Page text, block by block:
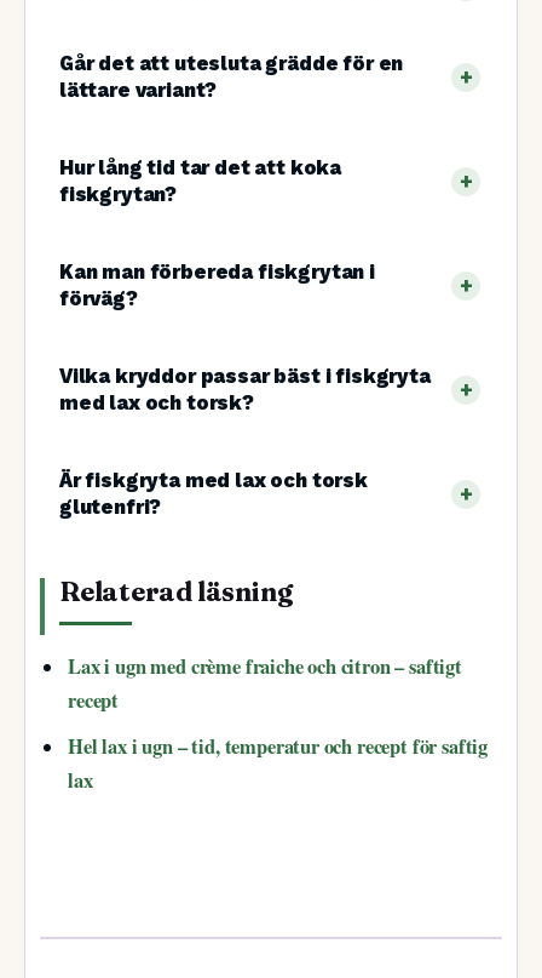
Går det att utesluta grädde för en
lättare variant?
Hur lång tid tar det att koka
fiskgrytan?
Kan man förbereda fiskgrytan i
förväg?
Vilka kryddor passar bäst i fiskgryta
med lax och torsk?
Är fiskgryta med lax och torsk
glutenfri?
Relaterad läsning
Lax i ugn med crème fraiche och citron – saftigt
recept
Hel lax i ugn – tid, temperatur och recept för saftig
lax